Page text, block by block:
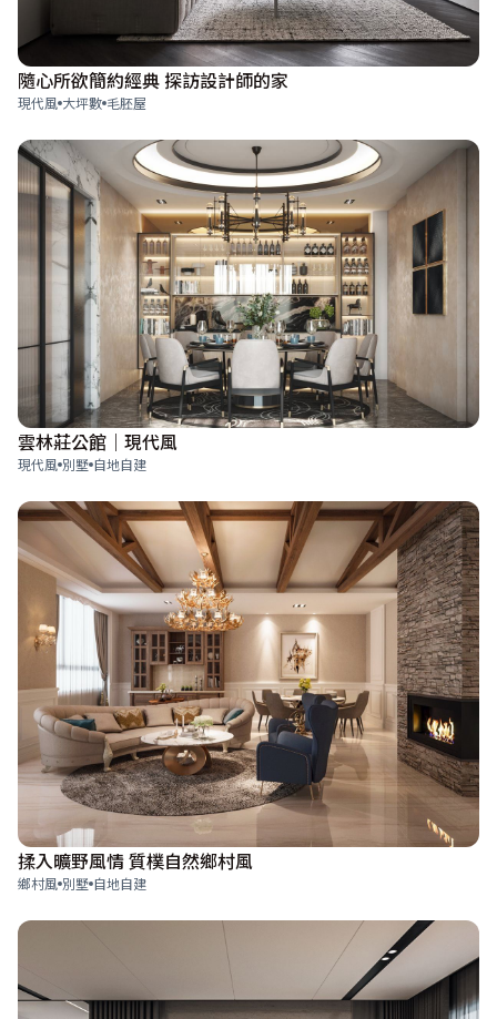
隨心所欲簡約經典 探訪設計師的家
現代風 大坪數 毛胚屋
雲林莊公館｜現代風
現代風 別墅 自地自建
揉入曠野風情 質樸自然鄉村風
鄉村風 別墅 自地自建